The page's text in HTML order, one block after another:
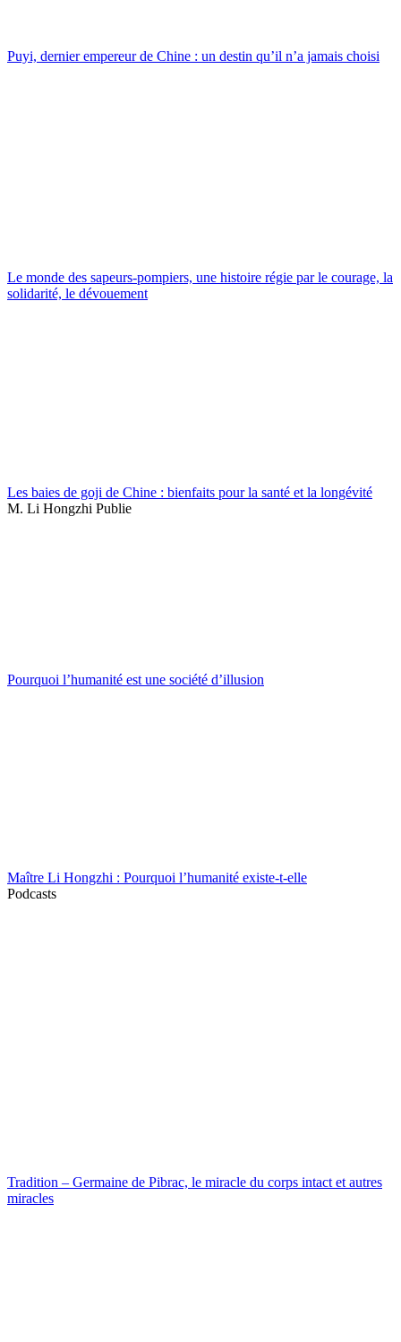
Puyi, dernier empereur de Chine : un destin qu’il n’a jamais choisi
Le monde des sapeurs-pompiers, une histoire régie par le courage, la
solidarité, le dévouement
Les baies de goji de Chine : bienfaits pour la santé et la longévité
M. Li Hongzhi Publie
Pourquoi l’humanité est une société d’illusion
Maître Li Hongzhi : Pourquoi l’humanité existe-t-elle
Podcasts
Tradition – Germaine de Pibrac, le miracle du corps intact et autres
miracles